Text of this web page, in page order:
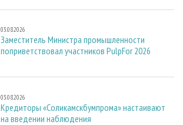
03.08.2026
Заместитель Министра промышленности
поприветствовал участников PulpFor 2026
03.08.2026
Кредиторы «Соликамскбумпрома» настаивают
на введении наблюдения